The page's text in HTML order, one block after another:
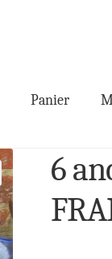
Panier
6